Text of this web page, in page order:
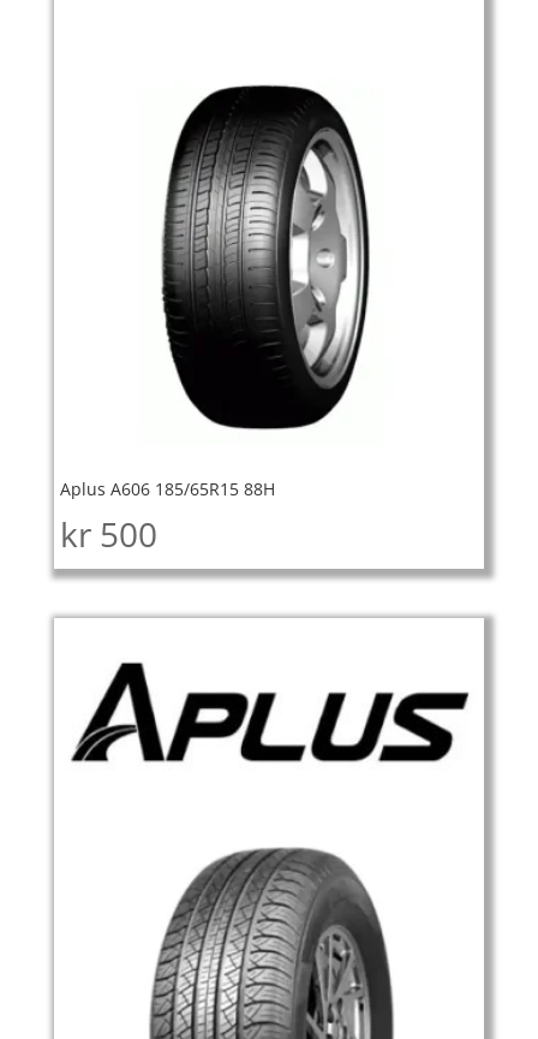
Aplus A606 185/65R15 88H
kr 500